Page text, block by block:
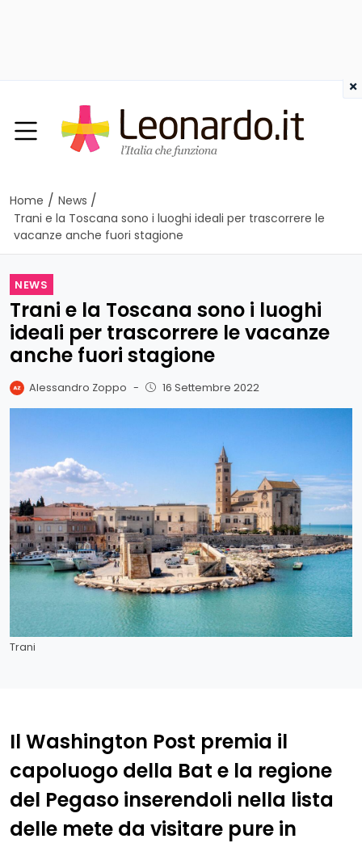
Home / News /
Trani e la Toscana sono i luoghi ideali per trascorrere le
vacanze anche fuori stagione
NEWS
Trani e la Toscana sono i luoghi
ideali per trascorrere le vacanze
anche fuori stagione
Alessandro Zoppo - 16 Settembre 2022
Trani
Il Washington Post premia il
capoluogo della Bat e la regione
del Pegaso inserendoli nella lista
delle mete da visitare pure in
×